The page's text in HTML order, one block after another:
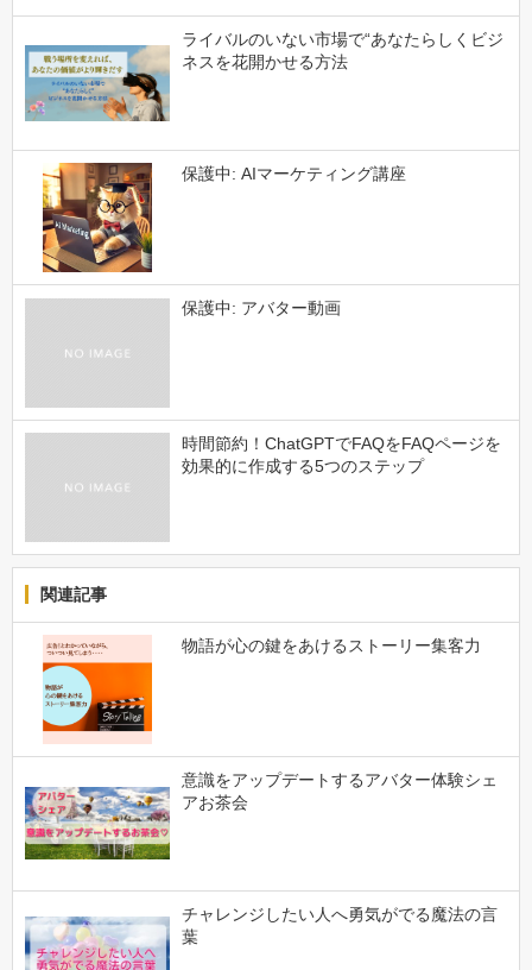
ライバルのいない市場で“あなたらしくビジ
ネスを花開かせる方法
保護中: AIマーケティング講座
保護中: アバター動画
時間節約！ChatGPTでFAQをFAQページを
効果的に作成する5つのステップ
関連記事
物語が心の鍵をあけるストーリー集客力
意識をアップデートするアバター体験シェ
アお茶会
チャレンジしたい人へ勇気がでる魔法の言
葉